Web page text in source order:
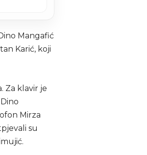
Mangafić
Karić, koji
Za klavir je
Mirza
su